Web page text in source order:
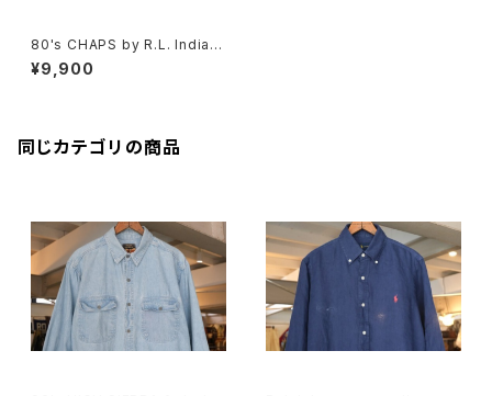
80's CHAPS by R.L. Indian-
madras cotton Shirt
¥9,900
同じカテゴリの商品